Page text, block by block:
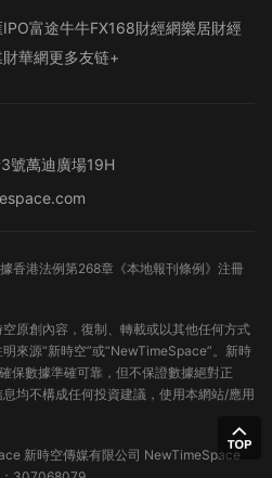
IPO富途牛牛FX168財經網樂居財經
財華網更多友链+
號萬迪廣場19H
香港法例第268章《本地報刊條例》注冊
原創內容，復制、轉載或以其他任何方式
來源“新時空”或“NewTimeSpace”。新時
保數據準確可靠，但不保證數據絕對正
均不構成任何投資建議，使用本網站/應用
新時空傳媒有限公司 NewTimeSpace